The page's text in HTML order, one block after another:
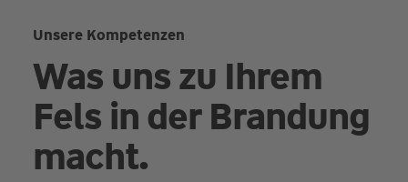
Unsere Kompetenzen
Was uns zu Ihrem
Fels in der Brandung
macht.